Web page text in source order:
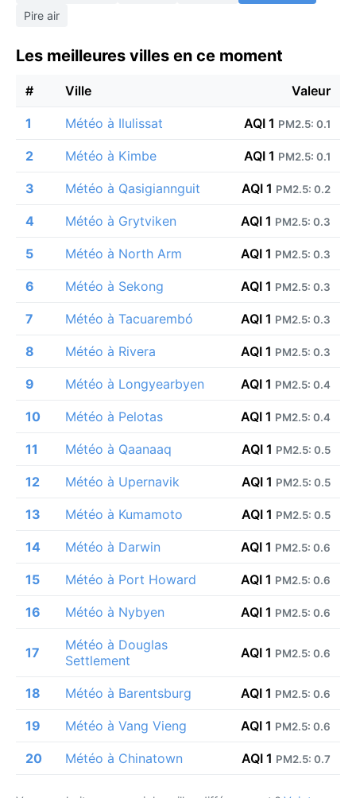
Pire air
Les meilleures villes en ce moment
# Ville Valeur
1 Météo à Ilulissat AQI 1 PM2.5: 0.1
2 Météo à Kimbe AQI 1 PM2.5: 0.1
3 Météo à Qasigiannguit AQI 1 PM2.5: 0.2
4 Météo à Grytviken AQI 1 PM2.5: 0.3
5 Météo à North Arm AQI 1 PM2.5: 0.3
6 Météo à Sekong AQI 1 PM2.5: 0.3
7 Météo à Tacuarembó AQI 1 PM2.5: 0.3
8 Météo à Rivera AQI 1 PM2.5: 0.3
9 Météo à Longyearbyen AQI 1 PM2.5: 0.4
10 Météo à Pelotas AQI 1 PM2.5: 0.4
11 Météo à Qaanaaq AQI 1 PM2.5: 0.5
12 Météo à Upernavik AQI 1 PM2.5: 0.5
13 Météo à Kumamoto AQI 1 PM2.5: 0.5
14 Météo à Darwin AQI 1 PM2.5: 0.6
15 Météo à Port Howard AQI 1 PM2.5: 0.6
16 Météo à Nybyen AQI 1 PM2.5: 0.6
17
Météo à Douglas
Settlement
AQI 1 PM2.5: 0.6
18 Météo à Barentsburg AQI 1 PM2.5: 0.6
19 Météo à Vang Vieng AQI 1 PM2.5: 0.6
20 Météo à Chinatown AQI 1 PM2.5: 0.7